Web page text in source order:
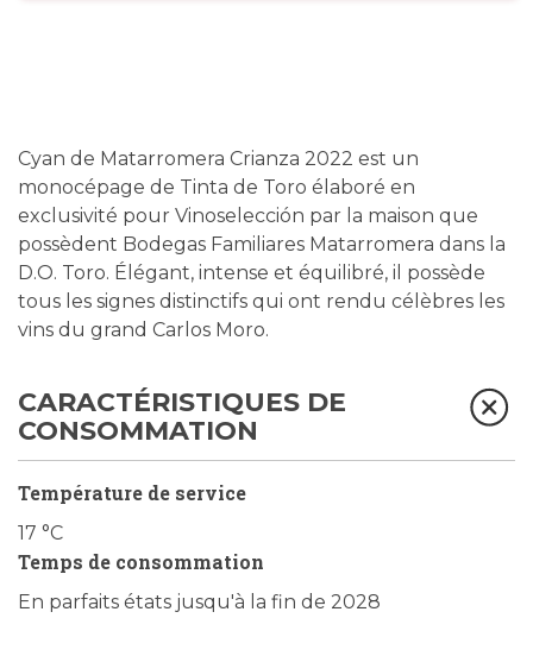
Cyan de Matarromera Crianza 2022 est un
monocépage de Tinta de Toro élaboré en
exclusivité pour Vinoselección par la maison que
possèdent Bodegas Familiares Matarromera dans la
D.O. Toro. Élégant, intense et équilibré, il possède
tous les signes distinctifs qui ont rendu célèbres les
vins du grand Carlos Moro.
CARACTÉRISTIQUES DE
CONSOMMATION
Température de service
17 °C
Temps de consommation
En parfaits états jusqu'à la fin de 2028